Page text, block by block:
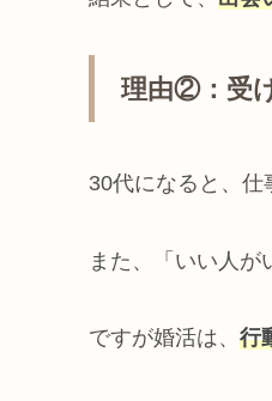
理由②：受
30代になると、仕
また、「いい人
ですが婚活は、 行